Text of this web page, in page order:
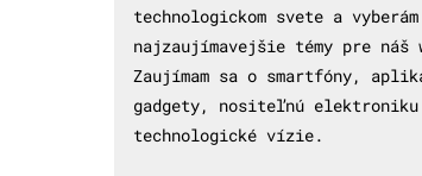
technologickom svete a
najzaujímavejšie témy pre náš
Zaujímam sa o smartfóny,
gadgety, nositeľnú
technologické vízie.